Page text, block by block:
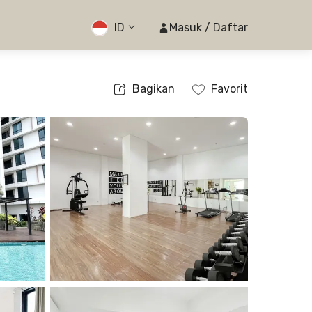
ID Masuk / Daftar
Bagikan Favorit